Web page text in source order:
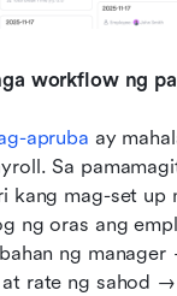
workflow ng
apruba ay
Sa
kang mag-set
ng oras ang
ng
at rate ng sahod